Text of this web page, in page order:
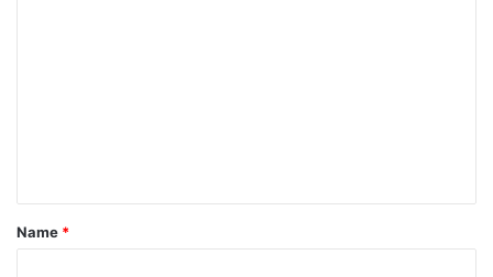
t
*
Name *